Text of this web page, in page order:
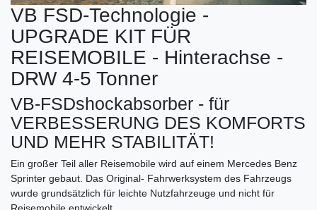
VB FSD-Technologie -
UPGRADE KIT FÜR
REISEMOBILE - Hinterachse -
DRW 4-5 Tonner
VB-FSDshockabsorber - für
VERBESSERUNG DES KOMFORTS
UND MEHR STABILITÄT!
Ein großer Teil aller Reisemobile wird auf einem Mercedes Benz
Sprinter gebaut. Das Original- Fahrwerksystem des Fahrzeugs
wurde grundsätzlich für leichte Nutzfahrzeuge und nicht für